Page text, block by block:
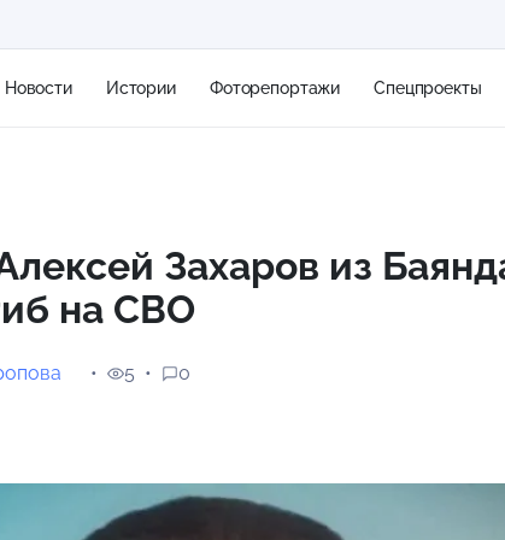
Новости Истории Фоторепортажи Спецпроекты
Захаров из
на СВО
5 0